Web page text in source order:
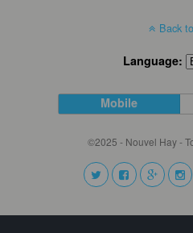
Back
Language:
Mobile
©2025 - Nouvel Hay -